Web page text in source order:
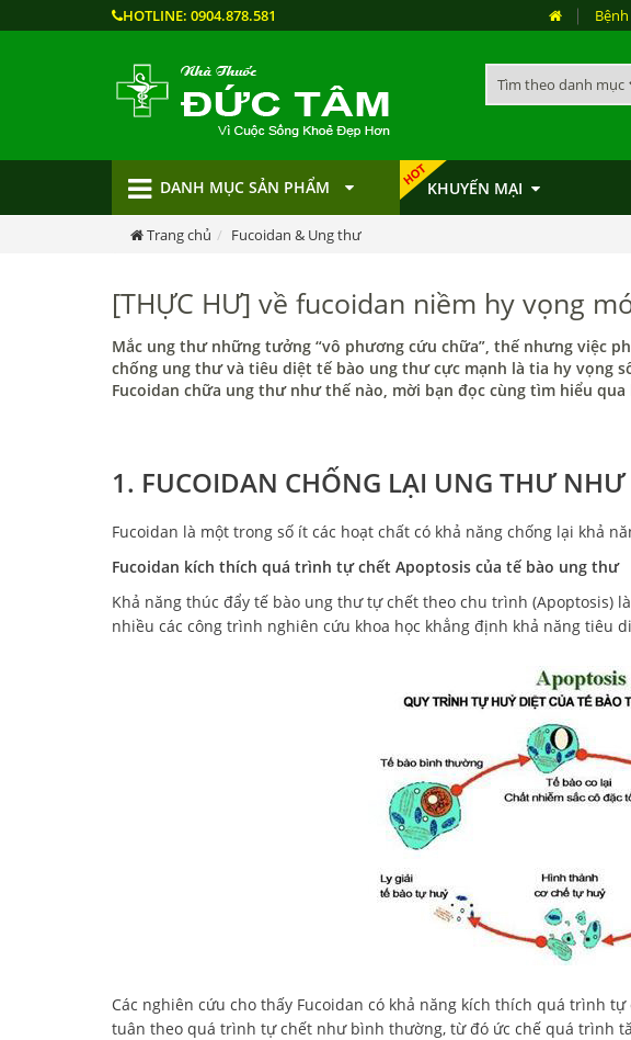
HOTLINE: 0904.878.581
DANH MỤC SẢN PHẨM KHUYẾN MẠI
Trang chủ Fucoidan & Ung thư
[THỰC HƯ] về fucoidan niềm hy vọng
Mắc ung thư những tưởng “vô phương cứu chữa”, thế nhưng việc
chống ung thư và tiêu diệt tế bào ung thư cực mạnh là tia hy vọng
Fucoidan chữa ung thư như thế nào, mời bạn đọc cùng tìm hiểu
1. FUCOIDAN CHỐNG LẠI UNG THƯ NHƯ
Fucoidan là một trong số ít các hoạt chất có khả năng chống lại khả
Fucoidan kích thích quá trình tự chết Apoptosis của tế bào ung thư
Khả năng thúc đẩy tế bào ung thư tự chết theo chu trình (Apoptosis)
nhiều các công trình nghiên cứu khoa học khẳng định khả năng tiêu
Các nghiên cứu cho thấy Fucoidan có khả năng kích thích quá trình
tuân theo quá trình tự chết như bình thường, từ đó ức chế quá trình